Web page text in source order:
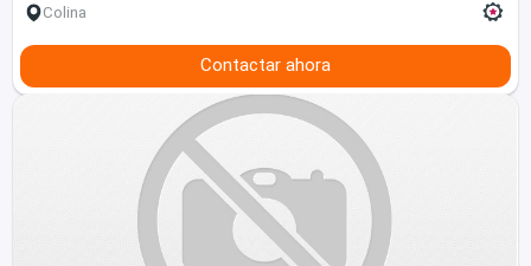
Colina
Contactar ahora